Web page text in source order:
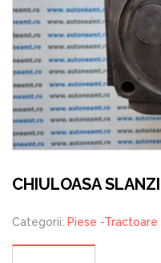
CHIULOASA
Categorii: Piese -